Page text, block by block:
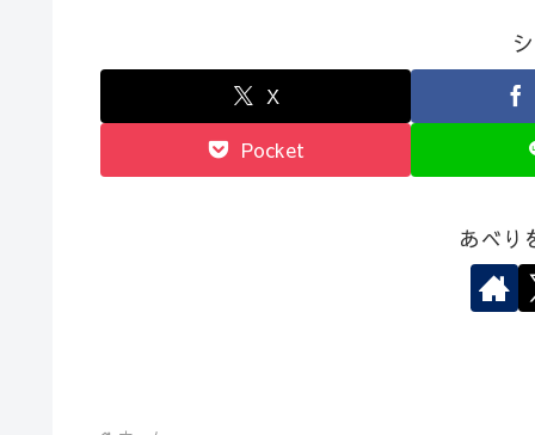
X
Pocket
あべり